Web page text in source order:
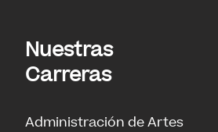
Nuestras
Carreras
Administración de Artes